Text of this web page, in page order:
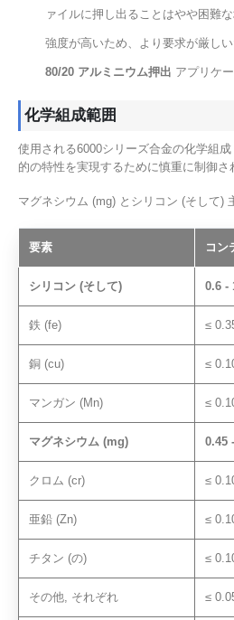
ァイルに押し出ることはやや困難
強度が高いため、より要求が厳し
80/20 アルミニウム押出 アプリケ
化学組成範囲
使用される6000シリーズ合金の化学組成
的の特性を実現するために慎重に制御さ
マグネシウム (mg) とシリコン (そして)
要素 コン
シリコン (そして) 0.6 -
鉄 (fe) ≤
銅 (cu) ≤
マンガン (Mn) ≤
マグネシウム (mg) 0.45
クロム (cr) ≤
亜鉛 (Zn) ≤
チタン (の) ≤
その他, それぞれ ≤